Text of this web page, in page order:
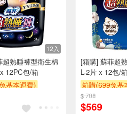
12入
超熟睡褲型衛生棉
12PC包/箱
基本運費)
[箱購] 蘇菲超
L-2片 x 12包/
箱購(699免基
贈$200
$ 708
$569